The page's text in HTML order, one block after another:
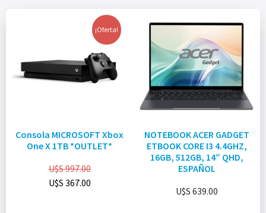
¡Oferta!
Consola MICROSOFT Xbox
One X 1TB *OUTLET*
U$S997.00
U$S 367.00
NOTEBOOK ACER GADGET
ETBOOK CORE I3 4.4GHZ,
16GB, 512GB, 14″ QHD,
ESPAÑOL
U$S 639.00